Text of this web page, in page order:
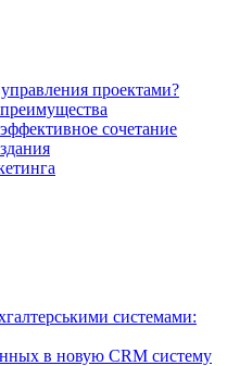
проектами?
сочетание
системами:
в новую CRM систему